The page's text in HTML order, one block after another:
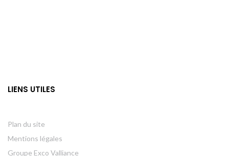
LIENS UTILES
Plan du site
Mentions légales
Groupe Exco Valliance